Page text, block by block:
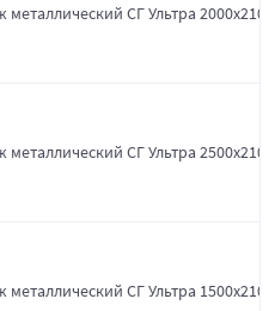
металлический СГ Ультра
металлический СГ Ультра
металлический СГ Ультра